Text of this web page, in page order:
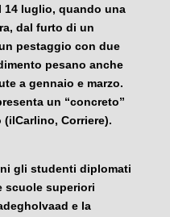
14 luglio, quando una
dal furto di un
pestaggio con due
pesano anche
a gennaio e marzo.
un “concreto”
Corriere).
gli studenti diplomati
scuole superiori
e la